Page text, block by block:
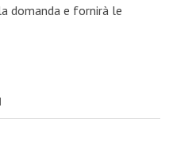
domanda e fornirà le